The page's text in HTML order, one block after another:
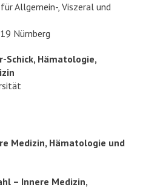
Allgemein-, Viszeral und
Nürnberg
Schick, Hämatologie,
Medizin, Hämatologie und
– Innere Medizin,